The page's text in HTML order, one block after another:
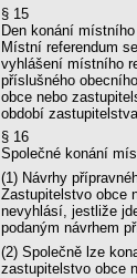
§ 15
Den konání místního
Místní referendum
vyhlášení místního
příslušného
obce nebo
období
§ 16
Společné konání
(1) Návrhy
Zastupitelstvo obce
nevyhlásí, jestliže
podaným návrhem
(2) Společně lze
zastupitelstvo obce